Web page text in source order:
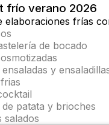
frío verano 2026
elaboraciones frías
de bocado
y
patata y brioches
salados